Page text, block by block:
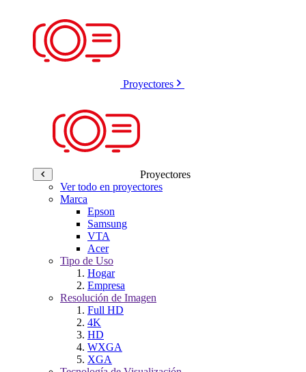
Proyectores
Proyectores
Ver todo en proyectores
Marca
Epson
Samsung
VTA
Acer
Tipo de Uso
Hogar
Empresa
Resolución de Imagen
Full HD
4K
HD
WXGA
XGA